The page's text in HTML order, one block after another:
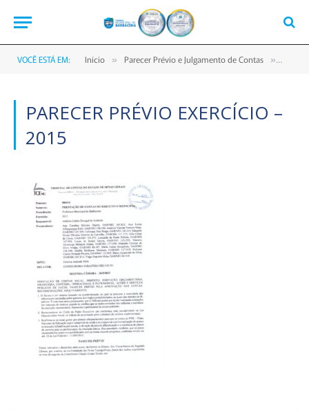
VOCÊ ESTÁ EM: Início » Parecer Prévio e Julgamento de Contas »
PARECER PRÉVIO EXERCÍCIO –
2015